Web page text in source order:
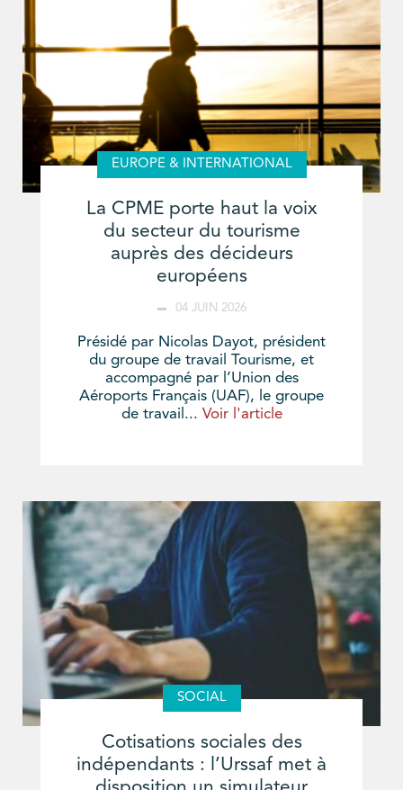
EUROPE & INTERNATIONAL
La CPME porte haut la voix
du secteur du tourisme
auprès des décideurs
européens
04 JUIN 2026
Présidé par Nicolas Dayot, président
du groupe de travail Tourisme, et
accompagné par l’Union des
Aéroports Français (UAF), le groupe
de travail... Voir l'article
SOCIAL
Cotisations sociales des
indépendants : l’Urssaf met à